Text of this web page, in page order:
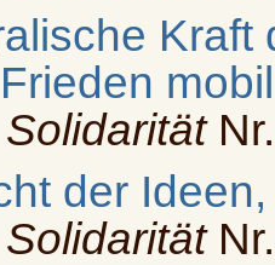
Kraft
der